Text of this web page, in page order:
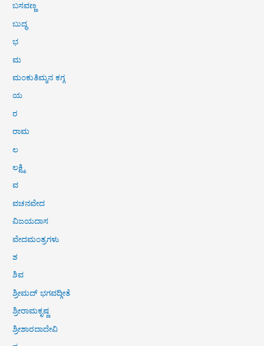
ಬಸವಣ್ಣ
ಬುದ್ಧ
ಭ
ಮ
ಮಂಕುತಿಮ್ಮನ ಕಗ್ಗ
ಯ
ರ
ರಾಮ
ಲ
ಲಕ್ಷ್ಮಿ
ವ
ವಚನವೇದ
ವಿಜಯದಾಸ
ವೇದಮಂತ್ರಗಳು
ಶ
ಶಿವ
ಶ್ರೀಮದ್ ಭಗವದ್ಗೀತೆ
ಶ್ರೀರಾಮಕೃಷ್ಣ
ಶ್ರೀಶಾರದಾದೇವಿ